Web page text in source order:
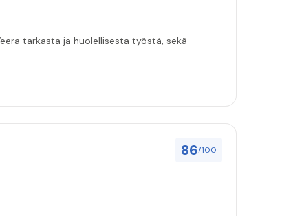
tarkasta ja huolellisesta työstä, sekä
86/100